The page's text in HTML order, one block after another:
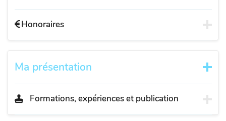
Honoraires
Ma présentation
Formations, expériences et publication